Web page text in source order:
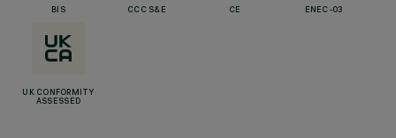
BIS CCC S&E CE ENEC-03
UK CONFORMITY
ASSESSED